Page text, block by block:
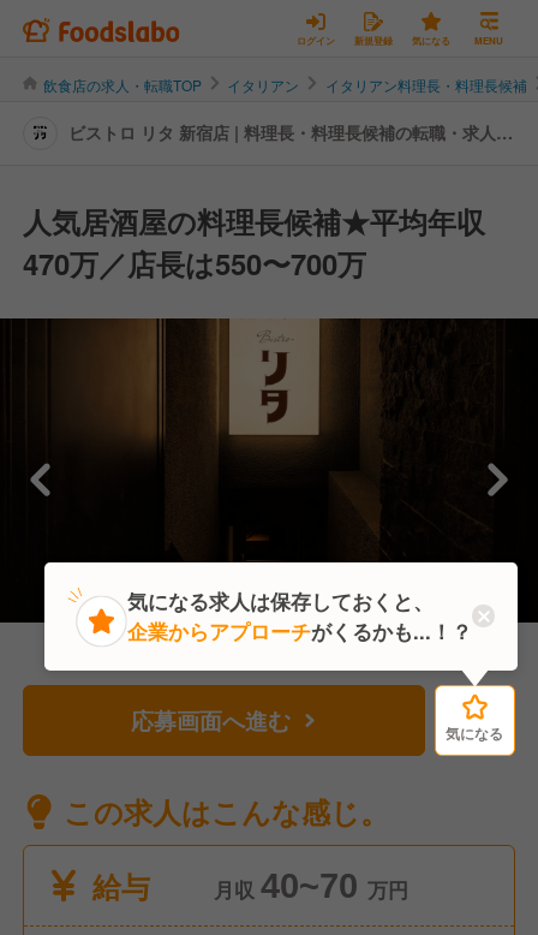
ログイン 新規登録 気になる MENU
飲食店の求人・転職TOP イタリアン イタリアン料理長・料理長候補
ビストロ リタ 新宿店 | 料理長・料理長候補の転職・求人情
人気居酒屋の料理長候補★平均年収
470万／店長は550〜700万
応募画面へ進む 気になる
この求人はこんな感じ。
給与
月収 40~70 万円
気になる
気になる求人は保存しておくと、
企業からアプローチがくるかも...！？